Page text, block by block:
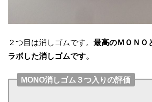
２つ目は消しゴムです。最高のＭＯＮＯ
ラボした消しゴムです。
MONO消しゴム３つ入りの評価